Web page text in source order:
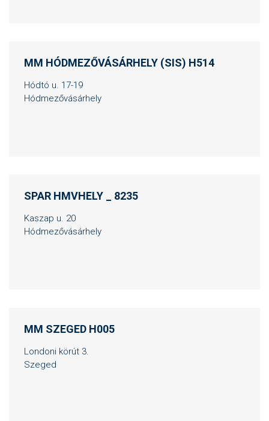
MM HÓDMEZŐVÁSÁRHELY (SIS) H514
Hódtó u. 17-19
Hódmezővásárhely
SPAR HMVHELY _ 8235
Kaszap u. 20
Hódmezővásárhely
MM SZEGED H005
Londoni körút 3.
Szeged